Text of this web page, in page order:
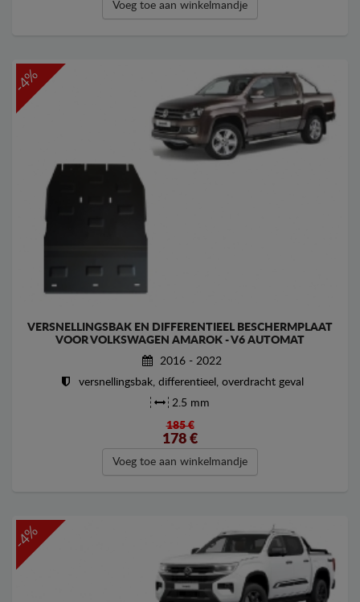
Voeg toe aan winkelmandje
-4%
VERSNELLINGSBAK EN DIFFERENTIEEL BESCHERMPLAAT
VOOR VOLKSWAGEN AMAROK - V6 AUTOMAT
2016 - 2022
versnellingsbak, differentieel, overdracht geval
2.5 mm
185 €
178 €
Voeg toe aan winkelmandje
-4%